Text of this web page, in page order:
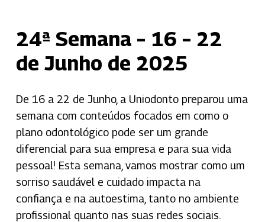
24ª Semana – 16 – 22
de Junho de 2025
De 16 a 22 de Junho, a Uniodonto preparou uma
semana com conteúdos focados em como o
plano odontológico pode ser um grande
diferencial para sua empresa e para sua vida
pessoal! Esta semana, vamos mostrar como um
sorriso saudável e cuidado impacta na
confiança e na autoestima, tanto no ambiente
profissional quanto nas suas redes sociais.